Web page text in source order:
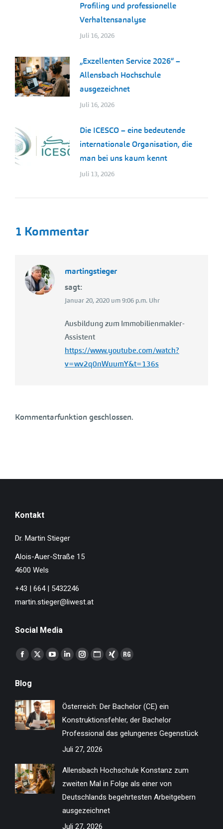
Profiling und professionelle
Verhaltensanalyse
Juli 16, 2026
„Exzellenten Service 2026“ –
Allensbach Hochschule
ausgezeichnet
Juli 16, 2026
Die ICESCO – eine bedeutende
internationale Organisation, die
man bei uns kaum kennt
Juli 13, 2026
1 Kommentar
martingstieger
sagt:
Januar 20, 2020 um 9:06 p.m. Uhr
Ausbildung zum Immobilienmakler-
Assistent
https://www.youtube.com/watch?
v=wv2q0nWuumY&t=136s
Kommentarfunktion geschlossen.
Kontakt
Dr. Martin Stieger
Alois-Auer-Straße 15
4600 Wels
+43 | 664 | 5432246
martin.stieger@liwest.at
Social Media
Finden Sie uns auf:
Facebook
opens
in
new
window
X
in
new
window
YouTube
in
new
window
Linkedin
new
window
Instagram
new
window
Website
new
window
XING
new
window
ResearchGate
new
window
Blog
Österreich: Der Bachelor (CE) ein
Konstruktionsfehler, der Bachelor
Professional das gelungenes Gegenstück
Juli 27, 2026
Allensbach Hochschule Konstanz zum
zweiten Mal in Folge als einer von
Deutschlands begehrtesten Arbeitgebern
ausgezeichnet
Juli 27, 2026